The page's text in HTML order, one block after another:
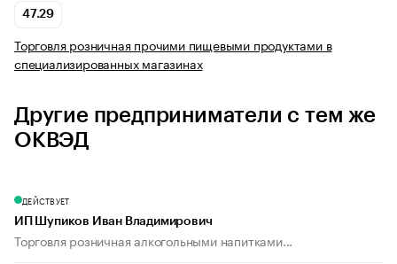
47.29
Торговля розничная прочими пищевыми продуктами в
специализированных магазинах
Другие предприниматели с тем же
ОКВЭД
ДЕЙСТВУЕТ
ИП Шупиков Иван Владимирович
Торговля розничная алкогольными напитками...